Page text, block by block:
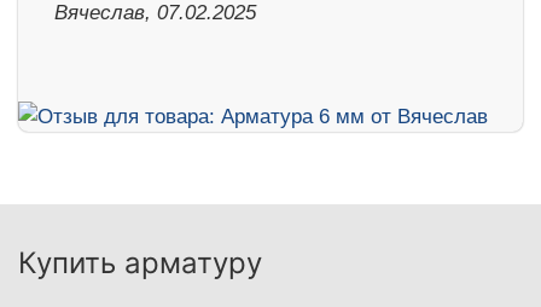
Вячеслав, 07.02.2025
Купить арматуру